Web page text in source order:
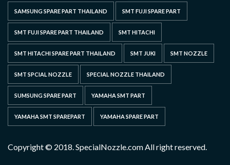
SAMSUNG SPARE PART THAILAND SMT FUJI SPARE PART
SMT FUJI SPARE PART THAILAND SMT HITACHI
SMT HITACHI SPARE PART THAILAND SMT JUKI SMT NOZZLE
SMT SPCIAL NOZZLE SPECIAL NOZZLE THAILAND
SUMSUNG SPARE PART YAMAHA SMT PART
YAMAHA SMT SPAREPART YAMAHA SPARE PART
Copyright © 2018. SpecialNozzle.com All right reserved.